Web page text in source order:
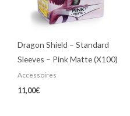
Dragon Shield – Standard
Sleeves – Pink Matte (X100)
Accessoires
11,00€